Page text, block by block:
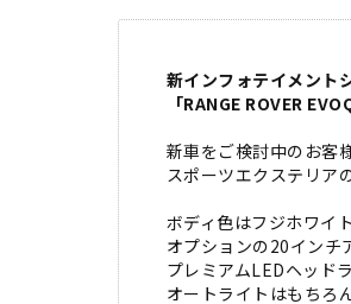
新インフォテイメント
「RANGE ROVER
新車をご検討中のお客
スポーツエクステリア
ボディ色はフジホワイ
オプションの20インチ
プレミアムLEDヘッド
オートライトはもちろ